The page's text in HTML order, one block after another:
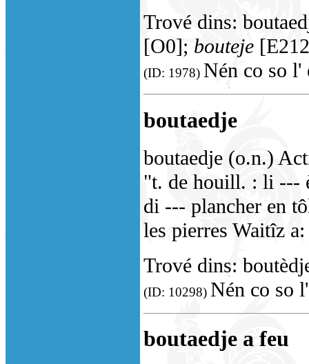
Trové dins:
[O0]; bouteje
(ID: 1978) Nén co so l'
boutaedje
boutaedje (o.n.)
"t. de houill. : li ---
di --- plancher en
les pierres Waitîz
Trové dins:
(ID: 10298) Nén co so
boutaedje a feu